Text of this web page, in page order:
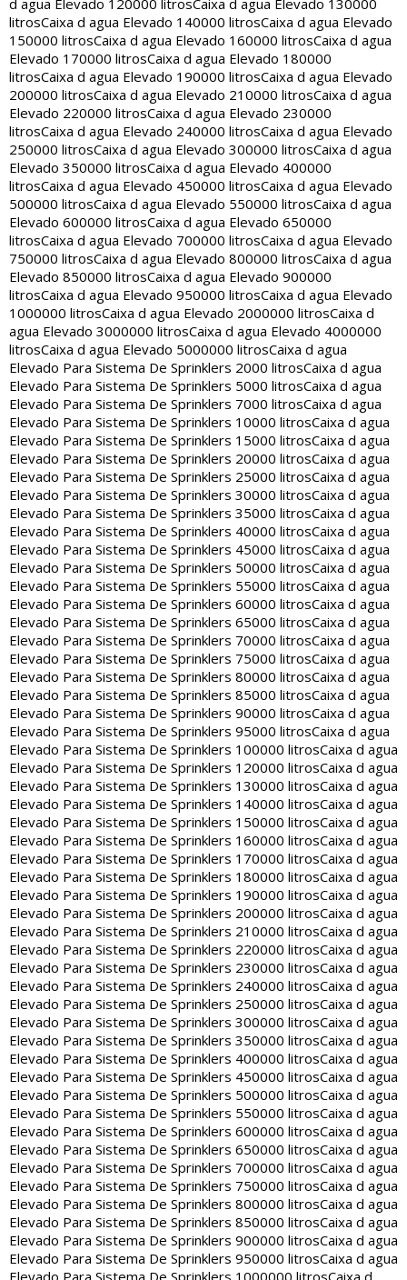
d agua Elevado 120000 litrosCaixa d agua Elevado 130000
litrosCaixa d agua Elevado 140000 litrosCaixa d agua Elevado
150000 litrosCaixa d agua Elevado 160000 litrosCaixa d agua
Elevado 170000 litrosCaixa d agua Elevado 180000
litrosCaixa d agua Elevado 190000 litrosCaixa d agua Elevado
200000 litrosCaixa d agua Elevado 210000 litrosCaixa d agua
Elevado 220000 litrosCaixa d agua Elevado 230000
litrosCaixa d agua Elevado 240000 litrosCaixa d agua Elevado
250000 litrosCaixa d agua Elevado 300000 litrosCaixa d agua
Elevado 350000 litrosCaixa d agua Elevado 400000
litrosCaixa d agua Elevado 450000 litrosCaixa d agua Elevado
500000 litrosCaixa d agua Elevado 550000 litrosCaixa d agua
Elevado 600000 litrosCaixa d agua Elevado 650000
litrosCaixa d agua Elevado 700000 litrosCaixa d agua Elevado
750000 litrosCaixa d agua Elevado 800000 litrosCaixa d agua
Elevado 850000 litrosCaixa d agua Elevado 900000
litrosCaixa d agua Elevado 950000 litrosCaixa d agua Elevado
1000000 litrosCaixa d agua Elevado 2000000 litrosCaixa d
agua Elevado 3000000 litrosCaixa d agua Elevado 4000000
litrosCaixa d agua Elevado 5000000 litrosCaixa d agua
Elevado Para Sistema De Sprinklers 2000 litrosCaixa d agua
Elevado Para Sistema De Sprinklers 5000 litrosCaixa d agua
Elevado Para Sistema De Sprinklers 7000 litrosCaixa d agua
Elevado Para Sistema De Sprinklers 10000 litrosCaixa d agua
Elevado Para Sistema De Sprinklers 15000 litrosCaixa d agua
Elevado Para Sistema De Sprinklers 20000 litrosCaixa d agua
Elevado Para Sistema De Sprinklers 25000 litrosCaixa d agua
Elevado Para Sistema De Sprinklers 30000 litrosCaixa d agua
Elevado Para Sistema De Sprinklers 35000 litrosCaixa d agua
Elevado Para Sistema De Sprinklers 40000 litrosCaixa d agua
Elevado Para Sistema De Sprinklers 45000 litrosCaixa d agua
Elevado Para Sistema De Sprinklers 50000 litrosCaixa d agua
Elevado Para Sistema De Sprinklers 55000 litrosCaixa d agua
Elevado Para Sistema De Sprinklers 60000 litrosCaixa d agua
Elevado Para Sistema De Sprinklers 65000 litrosCaixa d agua
Elevado Para Sistema De Sprinklers 70000 litrosCaixa d agua
Elevado Para Sistema De Sprinklers 75000 litrosCaixa d agua
Elevado Para Sistema De Sprinklers 80000 litrosCaixa d agua
Elevado Para Sistema De Sprinklers 85000 litrosCaixa d agua
Elevado Para Sistema De Sprinklers 90000 litrosCaixa d agua
Elevado Para Sistema De Sprinklers 95000 litrosCaixa d agua
Elevado Para Sistema De Sprinklers 100000 litrosCaixa d agua
Elevado Para Sistema De Sprinklers 120000 litrosCaixa d agua
Elevado Para Sistema De Sprinklers 130000 litrosCaixa d agua
Elevado Para Sistema De Sprinklers 140000 litrosCaixa d agua
Elevado Para Sistema De Sprinklers 150000 litrosCaixa d agua
Elevado Para Sistema De Sprinklers 160000 litrosCaixa d agua
Elevado Para Sistema De Sprinklers 170000 litrosCaixa d agua
Elevado Para Sistema De Sprinklers 180000 litrosCaixa d agua
Elevado Para Sistema De Sprinklers 190000 litrosCaixa d agua
Elevado Para Sistema De Sprinklers 200000 litrosCaixa d agua
Elevado Para Sistema De Sprinklers 210000 litrosCaixa d agua
Elevado Para Sistema De Sprinklers 220000 litrosCaixa d agua
Elevado Para Sistema De Sprinklers 230000 litrosCaixa d agua
Elevado Para Sistema De Sprinklers 240000 litrosCaixa d agua
Elevado Para Sistema De Sprinklers 250000 litrosCaixa d agua
Elevado Para Sistema De Sprinklers 300000 litrosCaixa d agua
Elevado Para Sistema De Sprinklers 350000 litrosCaixa d agua
Elevado Para Sistema De Sprinklers 400000 litrosCaixa d agua
Elevado Para Sistema De Sprinklers 450000 litrosCaixa d agua
Elevado Para Sistema De Sprinklers 500000 litrosCaixa d agua
Elevado Para Sistema De Sprinklers 550000 litrosCaixa d agua
Elevado Para Sistema De Sprinklers 600000 litrosCaixa d agua
Elevado Para Sistema De Sprinklers 650000 litrosCaixa d agua
Elevado Para Sistema De Sprinklers 700000 litrosCaixa d agua
Elevado Para Sistema De Sprinklers 750000 litrosCaixa d agua
Elevado Para Sistema De Sprinklers 800000 litrosCaixa d agua
Elevado Para Sistema De Sprinklers 850000 litrosCaixa d agua
Elevado Para Sistema De Sprinklers 900000 litrosCaixa d agua
Elevado Para Sistema De Sprinklers 950000 litrosCaixa d agua